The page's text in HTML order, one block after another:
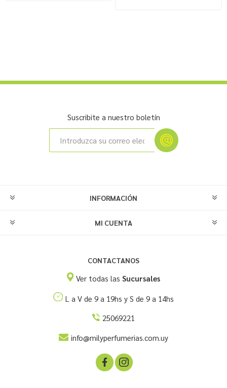
Suscribite a nuestro boletín
INFORMACIÓN
MI CUENTA
CONTACTANOS
Ver todas las Sucursales
L a V de 9 a 19hs y S de 9 a 14hs
25069221
info@milyperfumerias.com.uy